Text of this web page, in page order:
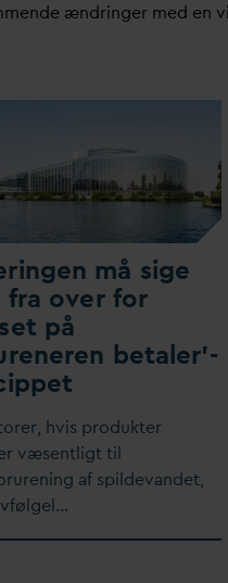
ændringer med en
må sige
fra over for
på
betaler'-
hvis produkter
væsentligt til
af spildevandet,